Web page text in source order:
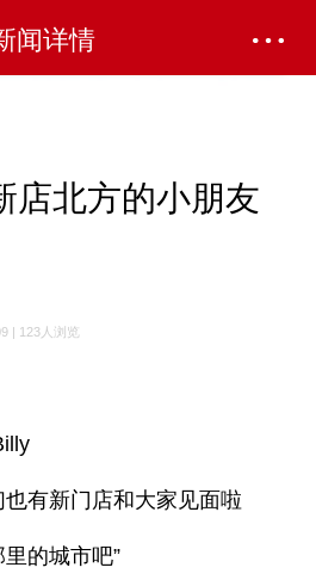
闻详情
店北方的小朋友
| 123人浏览
有新门店和大家见面啦
的城市吧”